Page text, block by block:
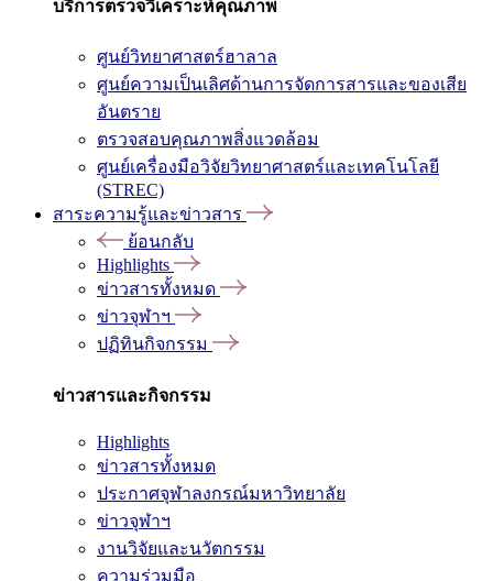
บริการตรวจวิเคราะห์คุณภาพ
ศูนย์วิทยาศาสตร์ฮาลาล
ศูนย์ความเป็นเลิศด้านการจัดการสารและของเสีย
อันตราย
ตรวจสอบคุณภาพสิ่งแวดล้อม
ศูนย์เครื่องมือวิจัยวิทยาศาสตร์และเทคโนโลยี
(STREC)
สาระความรู้และข่าวสาร
ย้อนกลับ
Highlights
ข่าวสารทั้งหมด
ข่าวจุฬาฯ
ปฏิทินกิจกรรม
ข่าวสารและกิจกรรม
Highlights
ข่าวสารทั้งหมด
ประกาศจุฬาลงกรณ์มหาวิทยาลัย
ข่าวจุฬาฯ
งานวิจัยและนวัตกรรม
ความร่วมมือ